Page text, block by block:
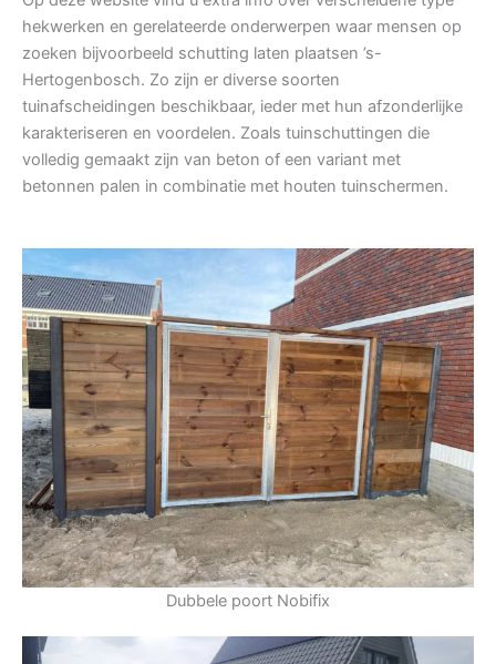
hekwerken en gerelateerde onderwerpen waar mensen op
zoeken bijvoorbeeld schutting laten plaatsen ’s-
Hertogenbosch. Zo zijn er diverse soorten
tuinafscheidingen beschikbaar, ieder met hun afzonderlijke
karakteriseren en voordelen. Zoals tuinschuttingen die
volledig gemaakt zijn van beton of een variant met
betonnen palen in combinatie met houten tuinschermen.
Dubbele poort Nobifix